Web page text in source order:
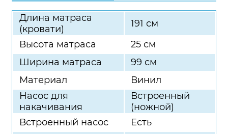
Длина матраса
(кровати)
191 см
Высота матраса
25 см
Ширина матраса
99 см
Материал
Винил
Насос для
накачивания
Встроенный
(ножной)
Встроенный насос
Есть